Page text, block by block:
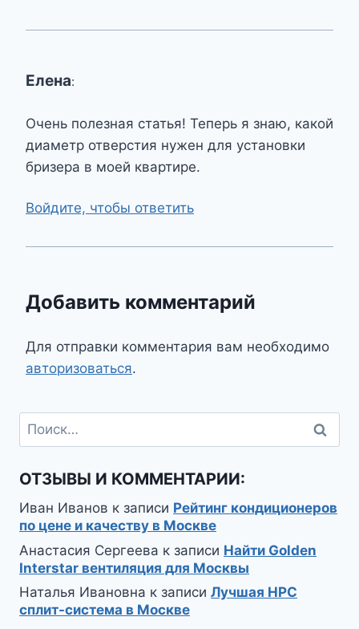
Елена:
Очень полезная статья! Теперь я знаю, какой
диаметр отверстия нужен для установки
бризера в моей квартире.
Войдите, чтобы ответить
Добавить комментарий
Для отправки комментария вам необходимо
авторизоваться.
Найти:
ОТЗЫВЫ И КОММЕНТАРИИ:
Иван Иванов к записи Рейтинг кондиционеров
по цене и качеству в Москве
Анастасия Сергеева к записи Найти Golden
Interstar вентиляция для Москвы
Наталья Ивановна к записи Лучшая HPC
сплит-система в Москве